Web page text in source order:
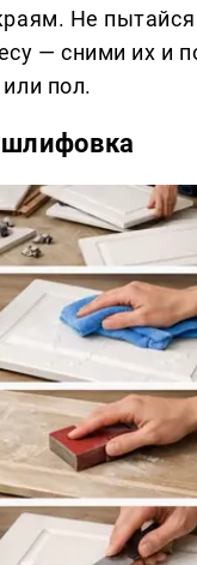
Не пытайся
— сними их и
пол.